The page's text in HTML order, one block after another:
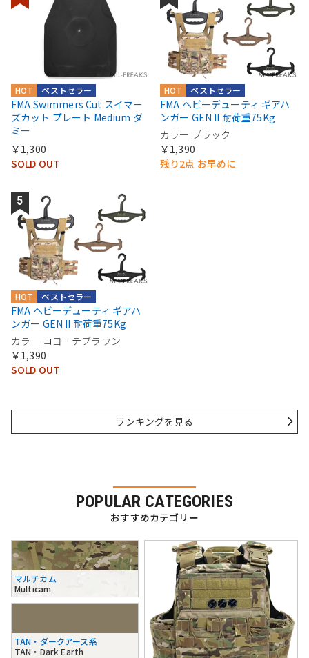
ベストセラー
HOT
FMA Swimmers Cut スイマー
ズカット プレート Medium ダ
ミー
￥1,300
SOLD OUT
ベストセラー
HOT
FMA ヘビーデューティ ギアハ
ンガー GEN II 耐荷重75Kg
カラー:ブラック
￥1,390
残り2点 お早めに
ベストセラー
HOT
FMA ヘビーデューティ ギアハ
ンガー GEN II 耐荷重75Kg
カラー:コヨーテブラウン
￥1,390
SOLD OUT
ランキングを見る
POPULAR CATEGORIES
おすすめカテゴリー
マルチカム
Multicam
TAN・ダークアース系
TAN・Dark Earth